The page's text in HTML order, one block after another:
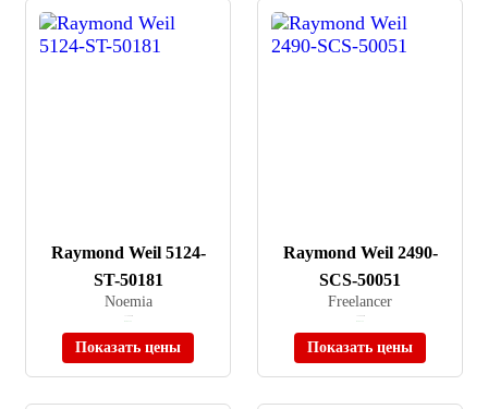
Raymond Weil 5124-
ST-50181
Noemia
Показать цены
Raymond Weil 2490-
SCS-50051
Freelancer
Показать цены